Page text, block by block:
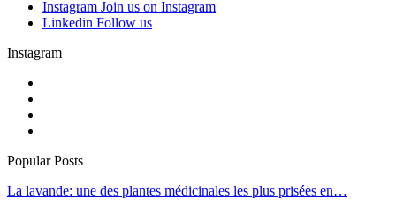
Instagram Join us on Instagram
Linkedin Follow us
Instagram
Popular Posts
La lavande: une des plantes médicinales les plus prisées en…